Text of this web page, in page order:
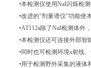
•本检测仪使用NaI闪烁检
•改进的“剂量谱仪”功能
•AT112a除了NaI检测体外
•本检测仪还可连接外部智
•同时也可检测环境x射线
•用于检测野外采集的液体